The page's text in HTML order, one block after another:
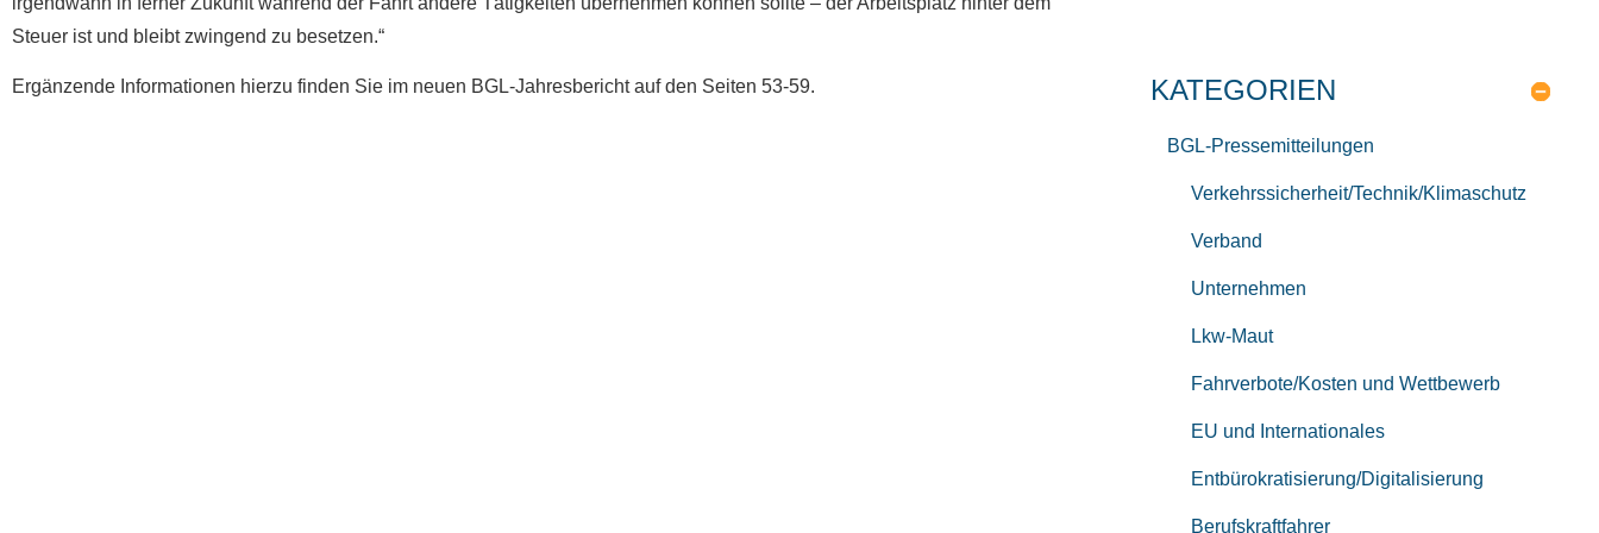
Steuer ist und bleibt zwingend zu besetzen.“
Ergänzende Informationen hierzu finden Sie im neuen BGL-Jahresbericht auf den Seiten 53-59. KATEGORIEN
BGL-Pressemitteilungen
Verkehrssicherheit/Technik/Klimaschutz
Verband
Unternehmen
Lkw-Maut
Fahrverbote/Kosten und Wettbewerb
EU und Internationales
Entbürokratisierung/Digitalisierung
Berufskraftfahrer